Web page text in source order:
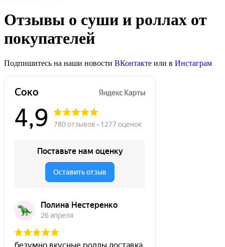
Отзывы о суши и роллах от
покупателей
Подпишитесь на наши новости ВКонтакте или в Инстаграм